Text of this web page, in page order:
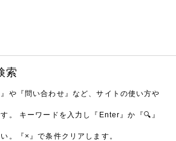
索
や『問い合わせ』など、サイトの使い方や
。 キーワードを入力し『Enter』か『🔍』
。『×』で条件クリアします。